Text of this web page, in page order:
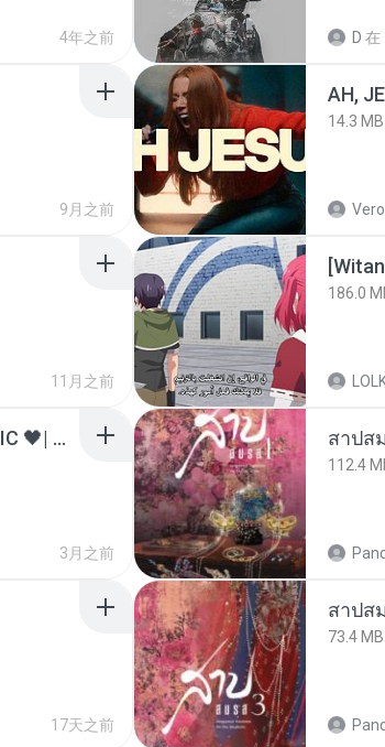
4年之前 D 在
9月之前
AH,
14.3 MB
11月之前
186.0
ไม่มีใครรู้ตัวเรา– UNHEARD MUSIC 🖤| Official Lyric Video | เพลงสู้ชีวิต
3月之前
สาปส
112.4
17天之前
สาปส
73.4 MB